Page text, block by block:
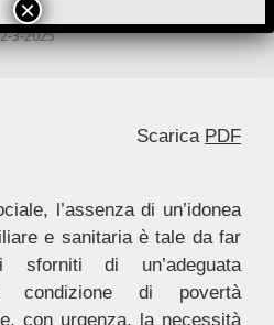
On:
2-3-2025
Scarica PDF
l’assenza di un’idonea
e sanitaria è tale da far
sforniti di un’adeguata
condizione di povertà
con urgenza, la necessità